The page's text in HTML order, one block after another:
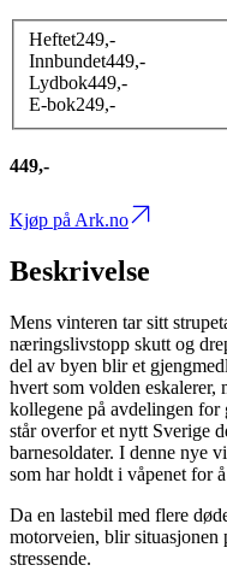
Heftet249,-
Innbundet449,-
Lydbok449,-
E-bok249,-
449,-
Kjøp på Ark.no
Beskrivelse
Mens vinteren tar sitt
næringslivstopp skutt og
del av byen blir et
hvert som volden eskalerer,
kollegene på avdelingen
står overfor et nytt Sverige
barnesoldater. I denne nye
som har holdt i våpenet for
Da en lastebil med flere
motorveien, blir situasjonen
stressende.